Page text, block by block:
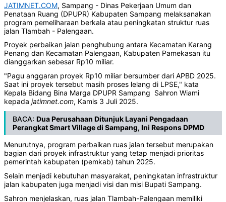
JATIMNET.COM, Sampang - Dinas Pekerjaan Umum dan
Penataan Ruang (DPUPR) Kabupaten Sampang melaksanakan
program pemeliharaan berkala atau peningkatan struktur ruas
jalan Tlambah - Palengaan.
Proyek perbaikan jalan penghubung antara Kecamatan Karang
Penang dan Kecamatan Palengaan, Kabupaten Pamekasan itu
dianggarkan sebesar Rp10 miliar.
"Pagu anggaran proyek Rp10 miliar bersumber dari APBD 2025.
Saat ini proyek tersebut masih proses lelang di LPSE," kata
Kepala Bidang Bina Marga DPUPR Sampang Sahron Wiami
kepada jatimnet.com, Kamis 3 Juli 2025.
BACA: Dua Perusahaan Ditunjuk Layani Pengadaan
Perangkat Smart Village di Sampang, Ini Respons DPMD
Menurutnya, program perbaikan ruas jalan tersebut merupakan
bagian dari proyek infrastruktur yang tetap menjadi prioritas
pemerintah kabupaten (pemkab) tahun 2025.
Selain menjadi kebutuhan masyarakat, peningkatan infrastruktur
jalan kabupaten juga menjadi visi dan misi Bupati Sampang.
Sahron menjelaskan, ruas jalan Tlambah-Palengaan memiliki